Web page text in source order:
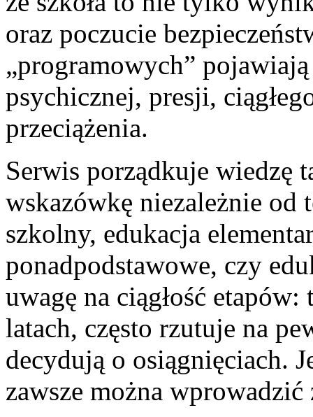
oraz poczucie
„programowych”
psychicznej, presji,
przeciążenia.
Serwis porządkuje wiedzę
wskazówkę niezależnie od
szkolny, edukacja
ponadpodstawowe, czy
uwagę na ciągłość
latach, często rzutuje na
decydują o osiągnięciach.
zawsze można